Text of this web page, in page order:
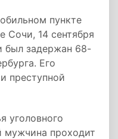
пункте
Сочи, 14 сентября
был задержан 68-
Его
преступной
уголовного
мужчина проходит